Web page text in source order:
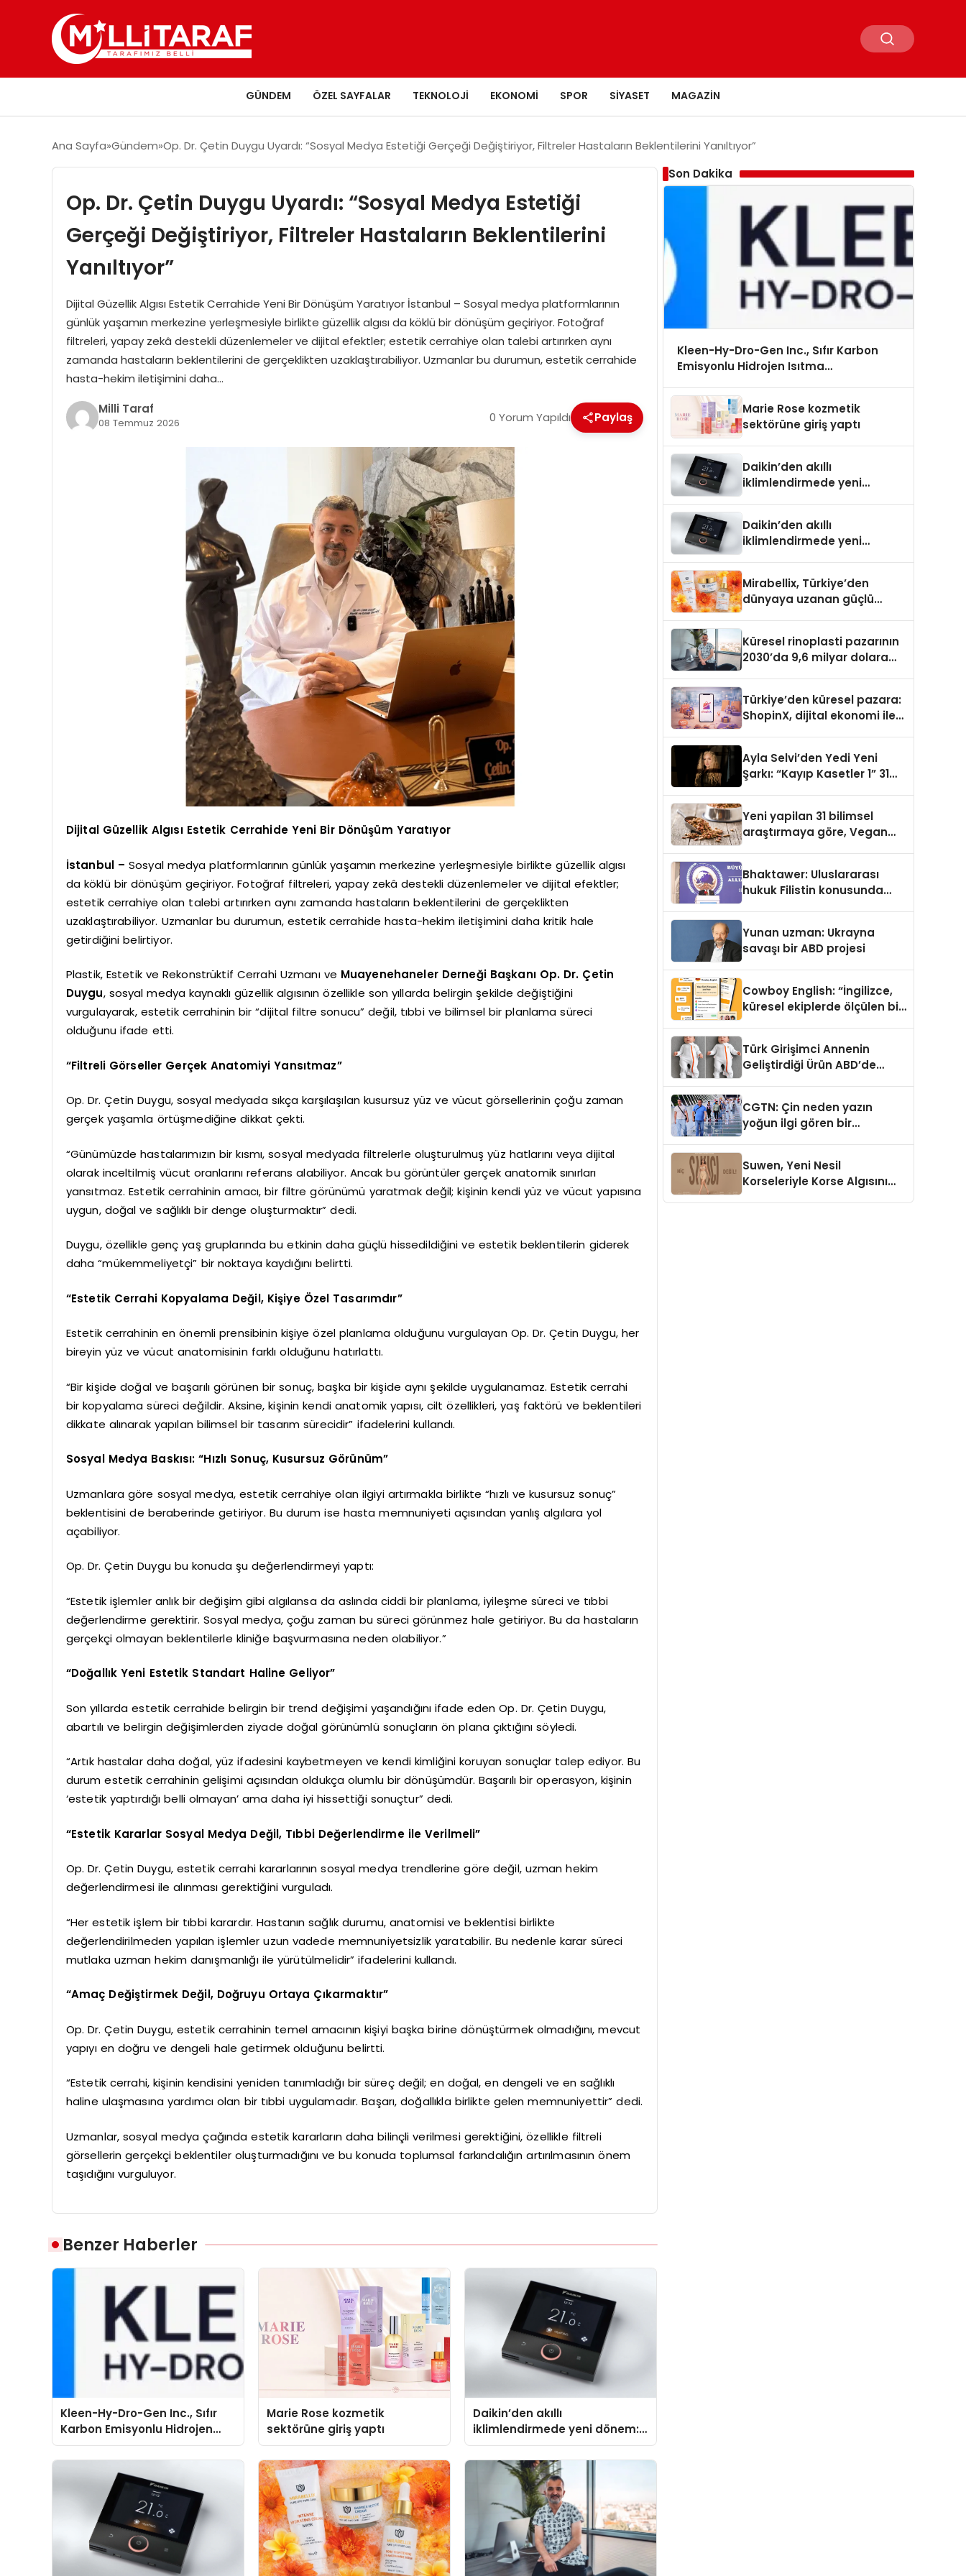
GÜNDEM ÖZEL SAYFALAR TEKNOLOJI EKONOMI SPOR SIYASET MAGAZIN
Ana Sayfa Gündem Op. Dr. Çetin Duygu Uyardı: “Sosyal Medya Estetiği Gerçeği Değiştiriyor, Filtreler Hastaların Beklentilerini Yanıltıyor”
Op. Dr. Çetin Duygu Uyardı: “Sosyal Medya Estetiği
Gerçeği Değiştiriyor, Filtreler Hastaların Beklentilerini
Yanıltıyor”
Dijital Güzellik Algısı Estetik Cerrahide Yeni Bir Dönüşüm Yaratıyor İstanbul – Sosyal medya platformlarının
günlük yaşamın merkezine yerleşmesiyle birlikte güzellik algısı da köklü bir dönüşüm geçiriyor. Fotoğraf
filtreleri, yapay zekâ destekli düzenlemeler ve dijital efektler; estetik cerrahiye olan talebi artırırken aynı
zamanda hastaların beklentilerini de gerçeklikten uzaklaştırabiliyor. Uzmanlar bu durumun, estetik cerrahide
hasta-hekim iletişimini daha…
Milli Taraf
08 Temmuz 2026 0 Yorum Yapıldı Paylaş
Dijital Güzellik Algısı Estetik Cerrahide Yeni Bir Dönüşüm Yaratıyor
İstanbul – Sosyal medya platformlarının günlük yaşamın merkezine yerleşmesiyle birlikte güzellik algısı
da köklü bir dönüşüm geçiriyor. Fotoğraf filtreleri, yapay zekâ destekli düzenlemeler ve dijital efektler;
estetik cerrahiye olan talebi artırırken aynı zamanda hastaların beklentilerini de gerçeklikten
uzaklaştırabiliyor. Uzmanlar bu durumun, estetik cerrahide hasta-hekim iletişimini daha kritik hale
getirdiğini belirtiyor.
Plastik, Estetik ve Rekonstrüktif Cerrahi Uzmanı ve Muayenehaneler Derneği Başkanı Op. Dr. Çetin
Duygu, sosyal medya kaynaklı güzellik algısının özellikle son yıllarda belirgin şekilde değiştiğini
vurgulayarak, estetik cerrahinin bir “dijital filtre sonucu” değil, tıbbi ve bilimsel bir planlama süreci
olduğunu ifade etti.
“Filtreli Görseller Gerçek Anatomiyi Yansıtmaz”
Op. Dr. Çetin Duygu, sosyal medyada sıkça karşılaşılan kusursuz yüz ve vücut görsellerinin çoğu zaman
gerçek yaşamla örtüşmediğine dikkat çekti.
“Günümüzde hastalarımızın bir kısmı, sosyal medyada filtrelerle oluşturulmuş yüz hatlarını veya dijital
olarak inceltilmiş vücut oranlarını referans alabiliyor. Ancak bu görüntüler gerçek anatomik sınırları
yansıtmaz. Estetik cerrahinin amacı, bir filtre görünümü yaratmak değil; kişinin kendi yüz ve vücut yapısına
uygun, doğal ve sağlıklı bir denge oluşturmaktır” dedi.
Duygu, özellikle genç yaş gruplarında bu etkinin daha güçlü hissedildiğini ve estetik beklentilerin giderek
daha “mükemmeliyetçi” bir noktaya kaydığını belirtti.
“Estetik Cerrahi Kopyalama Değil, Kişiye Özel Tasarımdır”
Estetik cerrahinin en önemli prensibinin kişiye özel planlama olduğunu vurgulayan Op. Dr. Çetin Duygu, her
bireyin yüz ve vücut anatomisinin farklı olduğunu hatırlattı.
“Bir kişide doğal ve başarılı görünen bir sonuç, başka bir kişide aynı şekilde uygulanamaz. Estetik cerrahi
bir kopyalama süreci değildir. Aksine, kişinin kendi anatomik yapısı, cilt özellikleri, yaş faktörü ve beklentileri
dikkate alınarak yapılan bilimsel bir tasarım sürecidir” ifadelerini kullandı.
Sosyal Medya Baskısı: “Hızlı Sonuç, Kusursuz Görünüm”
Uzmanlara göre sosyal medya, estetik cerrahiye olan ilgiyi artırmakla birlikte “hızlı ve kusursuz sonuç”
beklentisini de beraberinde getiriyor. Bu durum ise hasta memnuniyeti açısından yanlış algılara yol
açabiliyor.
Op. Dr. Çetin Duygu bu konuda şu değerlendirmeyi yaptı:
“Estetik işlemler anlık bir değişim gibi algılansa da aslında ciddi bir planlama, iyileşme süreci ve tıbbi
değerlendirme gerektirir. Sosyal medya, çoğu zaman bu süreci görünmez hale getiriyor. Bu da hastaların
gerçekçi olmayan beklentilerle kliniğe başvurmasına neden olabiliyor.”
“Doğallık Yeni Estetik Standart Haline Geliyor”
Son yıllarda estetik cerrahide belirgin bir trend değişimi yaşandığını ifade eden Op. Dr. Çetin Duygu,
abartılı ve belirgin değişimlerden ziyade doğal görünümlü sonuçların ön plana çıktığını söyledi.
“Artık hastalar daha doğal, yüz ifadesini kaybetmeyen ve kendi kimliğini koruyan sonuçlar talep ediyor. Bu
durum estetik cerrahinin gelişimi açısından oldukça olumlu bir dönüşümdür. Başarılı bir operasyon, kişinin
‘estetik yaptırdığı belli olmayan’ ama daha iyi hissettiği sonuçtur” dedi.
“Estetik Kararlar Sosyal Medya Değil, Tıbbi Değerlendirme ile Verilmeli”
Op. Dr. Çetin Duygu, estetik cerrahi kararlarının sosyal medya trendlerine göre değil, uzman hekim
değerlendirmesi ile alınması gerektiğini vurguladı.
“Her estetik işlem bir tıbbi karardır. Hastanın sağlık durumu, anatomisi ve beklentisi birlikte
değerlendirilmeden yapılan işlemler uzun vadede memnuniyetsizlik yaratabilir. Bu nedenle karar süreci
mutlaka uzman hekim danışmanlığı ile yürütülmelidir” ifadelerini kullandı.
“Amaç Değiştirmek Değil, Doğruyu Ortaya Çıkarmaktır”
Op. Dr. Çetin Duygu, estetik cerrahinin temel amacının kişiyi başka birine dönüştürmek olmadığını, mevcut
yapıyı en doğru ve dengeli hale getirmek olduğunu belirtti.
“Estetik cerrahi, kişinin kendisini yeniden tanımladığı bir süreç değil; en doğal, en dengeli ve en sağlıklı
haline ulaşmasına yardımcı olan bir tıbbi uygulamadır. Başarı, doğallıkla birlikte gelen memnuniyettir” dedi.
Uzmanlar, sosyal medya çağında estetik kararların daha bilinçli verilmesi gerektiğini, özellikle filtreli
görsellerin gerçekçi beklentiler oluşturmadığını ve bu konuda toplumsal farkındalığın artırılmasının önem
taşıdığını vurguluyor.
Benzer Haberler
Kleen-Hy-Dro-Gen Inc., Sıfır
Karbon Emisyonlu Hidrojen
Isıtma Teknolojisinde ISO ve
TSSA Düzenleyici Onaylarını
Marie Rose kozmetik
sektörüne giriş yaptı
Daikin’den akıllı
iklimlendirmede yeni dönem:
Madoka Plus Türkiye’de
Son Dakika
Kleen-Hy-Dro-Gen Inc., Sıfır Karbon
Emisyonlu Hidrojen Isıtma
Onaylarını Aldı
Marie Rose kozmetik
sektörüne giriş yaptı
Daikin’den akıllı
iklimlendirmede yeni
Daikin’den akıllı
iklimlendirmede yeni
Mirabellix, Türkiye’den
dünyaya uzanan güçlü
Küresel rinoplasti pazarının
2030’da 9,6 milyar dolara
Türkiye’den küresel pazara:
ShopinX, dijital ekonomi ile
Ayla Selvi’den Yedi Yeni
Şarkı: “Kayıp Kasetler 1” 31
Yeni yapilan 31 bilimsel
araştırmaya göre, Vegan
Sindirildiğini Ortaya Koydu
Bhaktawer: Uluslararası
hukuk Filistin konusunda
Yunan uzman: Ukrayna
savaşı bir ABD projesi
Cowboy English: “İngilizce,
küresel ekiplerde ölçülen bir
Türk Girişimci Annenin
Geliştirdiği Ürün ABD’de
Açısı Getiriyor.
CGTN: Çin neden yazın
yoğun ilgi gören bir
Suwen, Yeni Nesil
Korseleriyle Korse Algısını